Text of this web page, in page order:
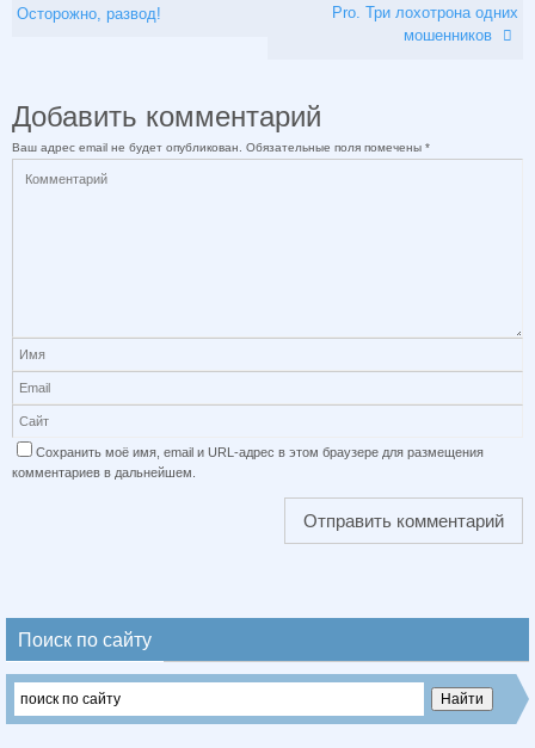
Осторожно, развод!
Pro. Три лохотрона одних
мошенников
Добавить комментарий
Ваш адрес email не будет опубликован. Обязательные поля помечены *
Сохранить моё имя, email и URL-адрес в этом браузере для размещения
комментариев в дальнейшем.
Поиск по сайту